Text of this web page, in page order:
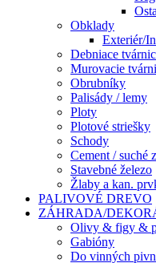
Obklady
Exteriér/
Debniace
Murovacie
Obrubníky
Palisády / lemy
Ploty
Plotové striešky
Schody
Cement / suché
Stavebné železo
Žlaby a kan.
PALIVOVÉ DREVO
ZÁHRADA/
Olivy & figy &
Gabióny
Do vinných